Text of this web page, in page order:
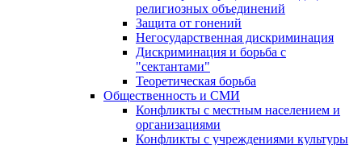
религиозных объединений
Защита от гонений
Негосударственная дискриминация
Дискриминация и борьба с
"сектантами"
Теоретическая борьба
Общественность и СМИ
Конфликты с местным населением и
организациями
Конфликты с учреждениями культуры